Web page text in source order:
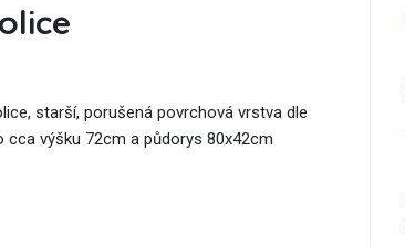
starší, porušená povrchová vrstva dle
výšku 72cm a půdorys 80x42cm